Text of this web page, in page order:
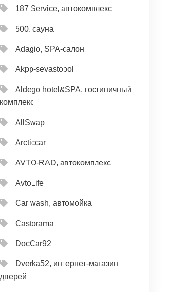
187 Service, автокомплекс
500, сауна
Adagio, SPA-салон
Akpp-sevastopol
Aldego hotel&SPA, гостиничный
комплекс
AllSwap
Arcticcar
AVTO-RAD, автокомплекс
AvtoLife
Car wash, автомойка
Castorama
DocCar92
Dverka52, интернет-магазин
дверей